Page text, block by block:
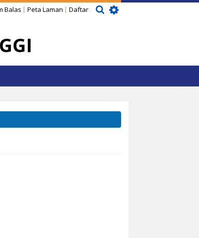
Balas Peta Laman Daftar